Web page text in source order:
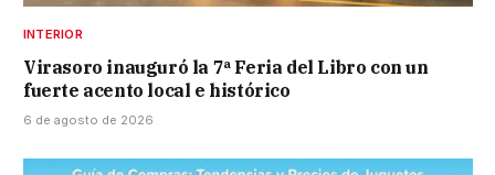
INTERIOR
Virasoro inauguró la 7ª Feria del Libro con un
fuerte acento local e histórico
6 de agosto de 2026